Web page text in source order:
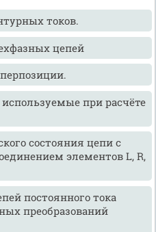
токов.
цепей
при расчёте
состояния цепи с
элементов L, R,
постоянного тока
преобразований